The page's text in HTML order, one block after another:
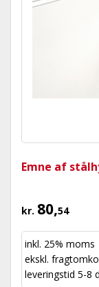
Emne af
kr. 80,54
inkl. 25% moms
ekskl.
leveringstid 5-8